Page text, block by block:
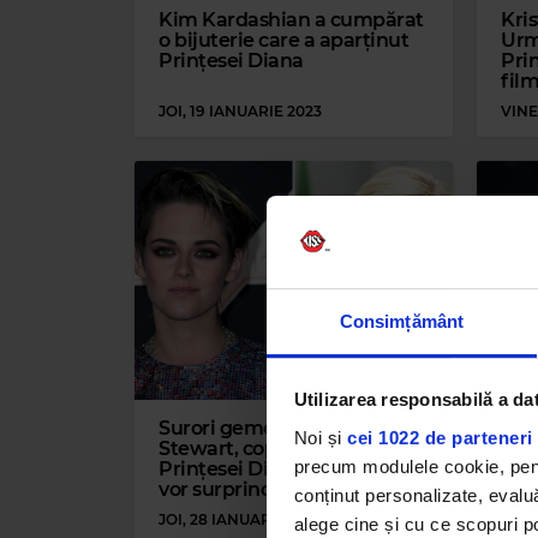
Consimțământ
Utilizarea responsabilă a
Noi și cei 1022 de
precum modulele cookie,
conținut personalizate,
alege cine și cu ce scopuri
Kim Kardashian a cumpărat
o bijuterie care a aparținut
Prințesei Diana
JOI, 19 IANUARIE 2023
Surori gemene? Kristen
Stewart, copia perfectă a
Prințesei Diana. Imaginile te
vor surprinde!
JOI, 28 IANUARIE 2021